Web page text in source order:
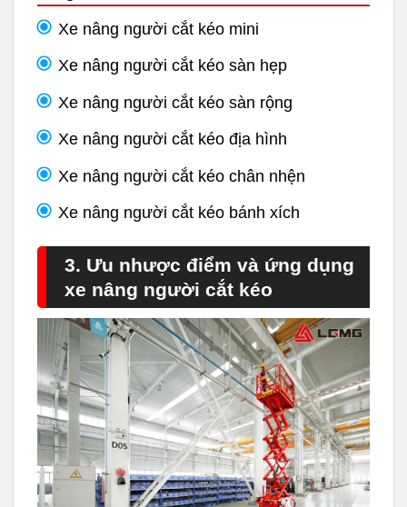
Xe nâng người cắt kéo mini
Xe nâng người cắt kéo sàn hẹp
Xe nâng người cắt kéo sàn rộng
Xe nâng người cắt kéo địa hình
Xe nâng người cắt kéo chân nhện
Xe nâng người cắt kéo bánh xích
3. Ưu nhược điểm và ứng dụng
xe nâng người cắt kéo